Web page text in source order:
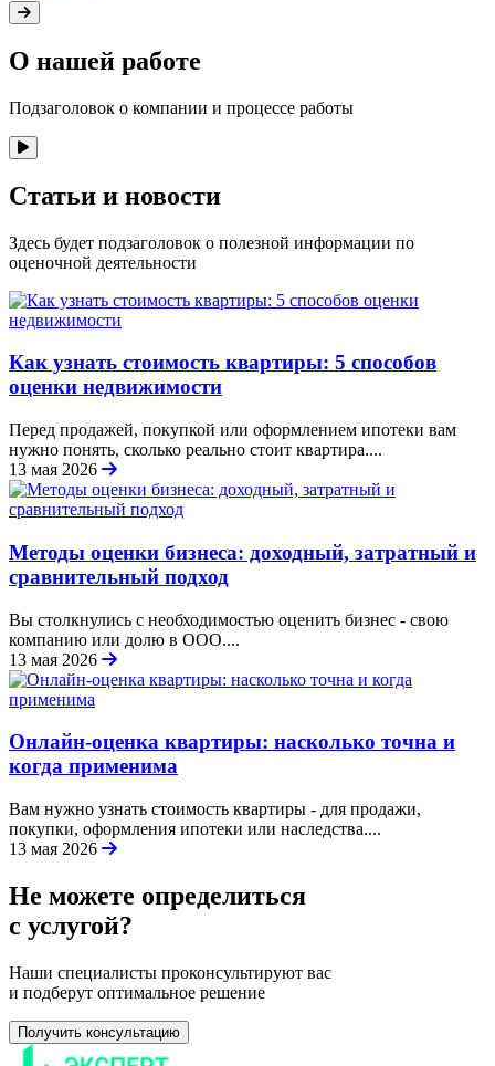
О нашей работе
Подзаголовок о компании и процессе работы
Статьи и новости
Здесь будет подзаголовок о полезной информации по
оценочной деятельности
Как узнать стоимость квартиры: 5 способов
оценки недвижимости
Перед продажей, покупкой или оформлением ипотеки вам
нужно понять, сколько реально стоит квартира....
13 мая 2026
Методы оценки бизнеса: доходный, затратный и
сравнительный подход
Вы столкнулись с необходимостью оценить бизнес - свою
компанию или долю в ООО....
13 мая 2026
Онлайн-оценка квартиры: насколько точна и
когда применима
Вам нужно узнать стоимость квартиры - для продажи,
покупки, оформления ипотеки или наследства....
13 мая 2026
Не можете определиться
с услугой?
Наши специалисты проконсультируют вас
и подберут оптимальное решение
Получить консультацию